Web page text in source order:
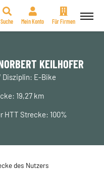
Suche Mein Konto Für Firmen
KEILHOFER
E-Bike
19,27 km
HTT Strecke: 100%
des Nutzers